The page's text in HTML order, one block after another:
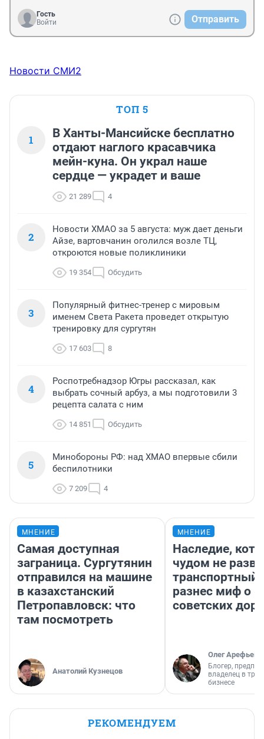
Гость
Войти
Отправить
Новости СМИ2
ТОП 5
1
В Ханты-Мансийске бесплатно
отдают наглого красавчика
мейн-куна. Он украл наше
сердце — украдет и ваше
21 289 4
2
Новости ХМАО за 5 августа: муж дает деньги
Айзе, вартовчанин оголился возле ТЦ,
откроются новые поликлиники
19 354 Обсудить
3
Популярный фитнес-тренер с мировым
именем Света Ракета проведет открытую
тренировку для сургутян
17 603 8
4
Роспотребнадзор Югры рассказал, как
выбрать сочный арбуз, а мы подготовили 3
рецепта салата с ним
14 851 Обсудить
5
Минобороны РФ: над ХМАО впервые сбили
беспилотники
7 209 4
МНЕНИЕ
Самая доступная
заграница. Сургутянин
отправился на машине
в казахстанский
Петропавловск: что
там посмотреть
Анатолий Кузнецов
МНЕНИЕ
Наследие,
чудом не
транспортный
разнес миф о
советских
Олег Арефьев
Блогер,
владелец в
бизнесе
РЕКОМЕНДУЕМ